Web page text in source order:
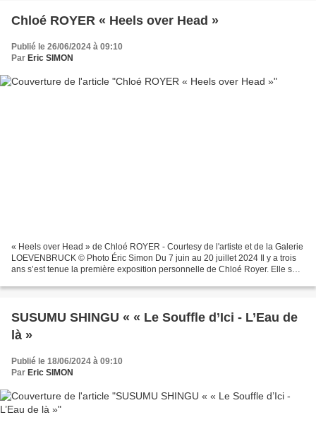
Chloé ROYER « Heels over Head »
Publié le 26/06/2024 à 09:10
Par Eric SIMON
« Heels over Head » de Chloé ROYER - Courtesy de l'artiste et de la Galerie
LOEVENBRUCK © Photo Éric Simon Du 7 juin au 20 juillet 2024 Il y a trois
ans s’est tenue la première exposition personnelle de Chloé Royer. Elle se
SUSUMU SHINGU « « Le Souffle d’Ici - L’Eau de
là »
Publié le 18/06/2024 à 09:10
Par Eric SIMON